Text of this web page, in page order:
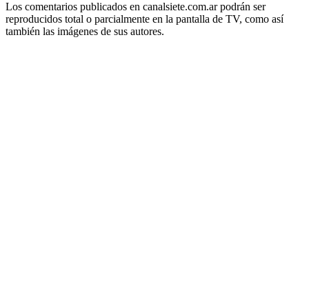
Los comentarios publicados en canalsiete.com.ar podrán ser
reproducidos total o parcialmente en la pantalla de TV, como así
también las imágenes de sus autores.